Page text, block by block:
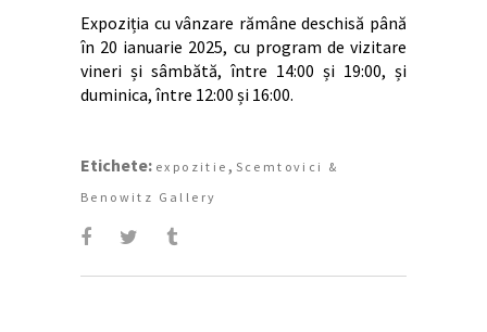
Expoziția cu vânzare rămâne deschisă până
în 20 ianuarie 2025, cu program de vizitare
vineri și sâmbătă, între 14:00 și 19:00, și
duminica, între 12:00 și 16:00.
Etichete: expozitie , Scemtovici &
Benowitz Gallery